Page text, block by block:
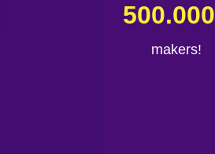
makers!
500.000